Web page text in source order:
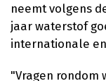
neemt volgens
jaar waterstof
internationale
"Vragen rondom